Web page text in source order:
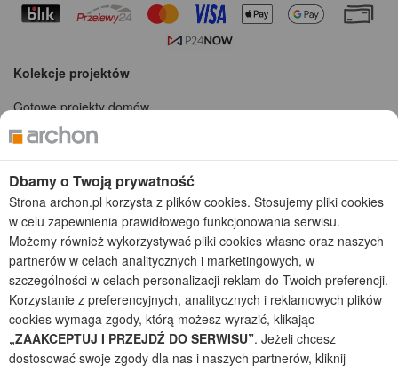
Kolekcje projektów
Gotowe projekty domów
Projekty domów tanich w budowie
Projekty domów szeregowych
Projekty małych domów (do 150 m2)
Projekty domów wielorodzinnych
Projekty domów bliźniaczych
Projekty domów nowoczesnych
Projekty domów parterowych
2026 © ARCHON+ Biuro Projektów - Tradycyjne i nowoczesne gotowe
projekty domów - autorska pracownia architektoniczna założona w 1990r.
przez arch. Barbarę Mendel
Z uwagi na ciągłe doskonalenie procesu powstawania projektów (zgodnie z
normą ISO 9001), prezentowane na stronie projekty domów mogą
nieznacznie różnić się od dokumentacji technicznej.
Dbamy o Twoją prywatność
Strona archon.pl korzysta z plików cookies. Stosujemy pliki cookies
w celu zapewnienia prawidłowego funkcjonowania serwisu.
Możemy również wykorzystywać pliki cookies własne oraz naszych
partnerów w celach analitycznych i marketingowych, w
szczególności w celach personalizacji reklam do Twoich preferencji.
Korzystanie z preferencyjnych, analitycznych i reklamowych plików
cookies wymaga zgody, którą możesz wyrazić, klikając
„ZAAKCEPTUJ I PRZEJDŹ DO SERWISU”. Jeżeli chcesz
dostosować swoje zgody dla nas i naszych partnerów, kliknij